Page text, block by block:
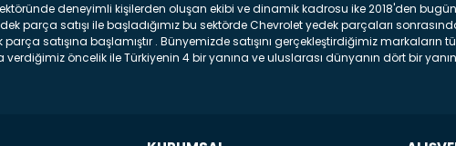
deneyimli kişilerden oluşan ekibi ve dinamik kadrosu ike 2018'den
parça satışı ile başladığımız bu sektörde Chevrolet yedek parçaları
satışına başlamıştır . Bünyemizde satışını gerçekleştirdiğimiz
verdiğimiz öncelik ile Türkiyenin 4 bir yanına ve uluslarası dünyanın dört bir
fikir sağlayacaktır. Ön Tampon : Aracınızın ön kısmında bulunan plastik
sayesinde durmayı sağlayan aksam parçadır . Fren Diski : Aracımızın ön ve